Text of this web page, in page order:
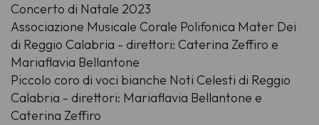
Concerto di Natale 2023
Associazione Musicale Corale Polifonica Mater Dei
di Reggio Calabria - direttori: Caterina Zeffiro e
Mariaflavia Bellantone
Piccolo coro di voci bianche Noti Celesti di Reggio
Calabria - direttori: Mariaflavia Bellantone e
Caterina Zeffiro